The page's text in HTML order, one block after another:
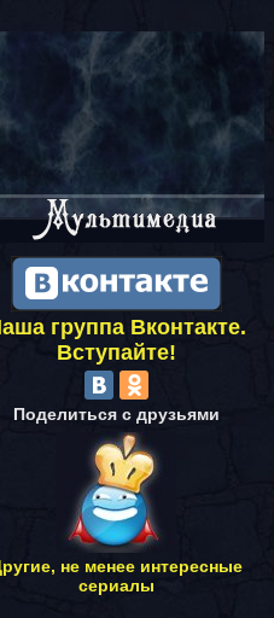
группа Вконтакте.
Вступайте!
Поделиться с друзьями
не менее интересные
сериалы